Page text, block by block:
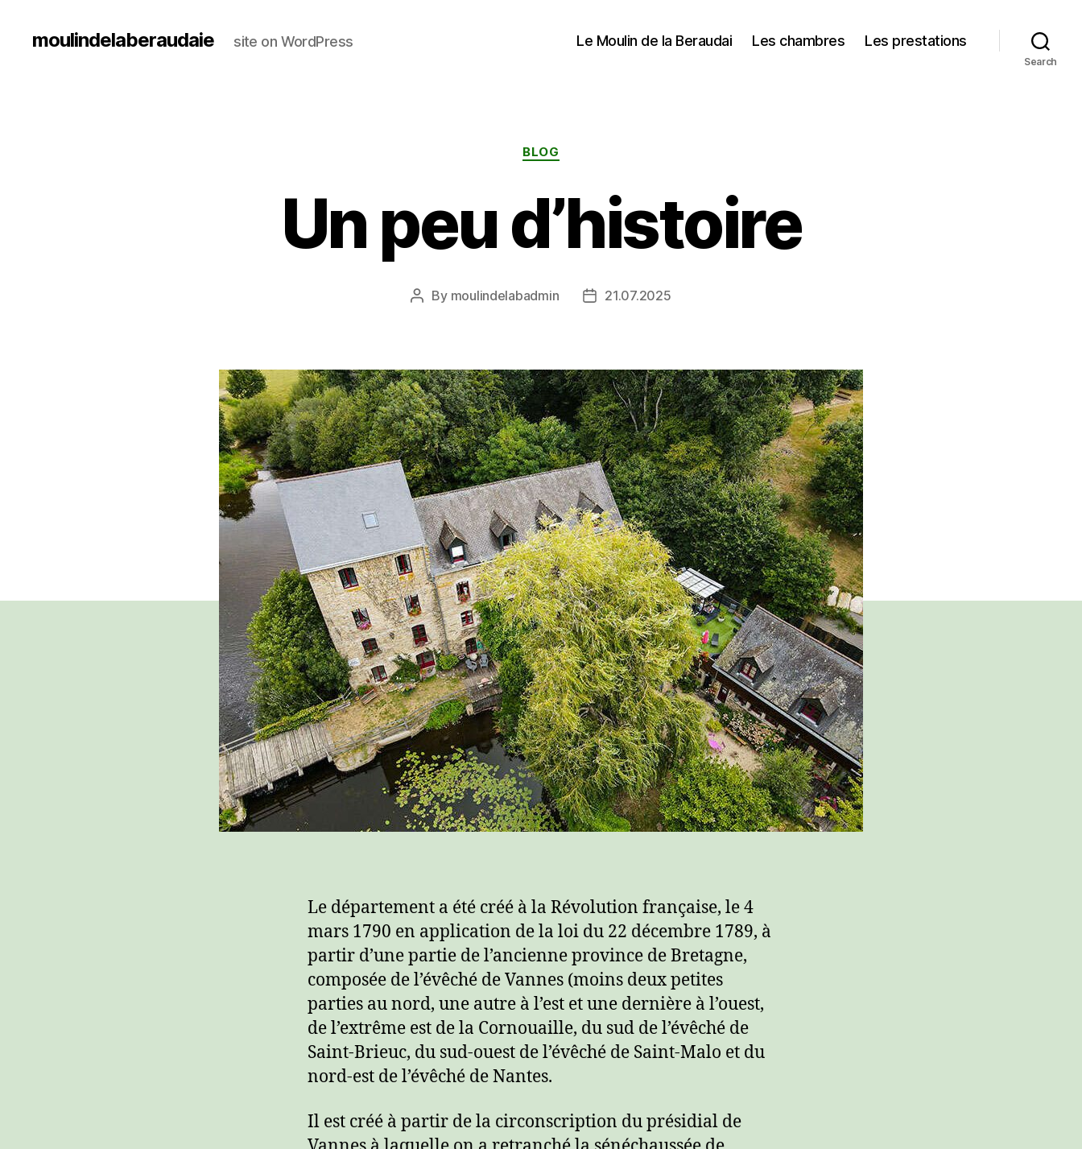
moulindelaberaudaie site on WordPress Le Moulin de la Beraudai Les chambres Les prestations
Search
Categories
BLOG
Un peu d’histoire
Post
By moulindelabadmin
Post21.07.2025
Le département a été créé à la Révolution française, le 4
mars 1790 en application de la loi du 22 décembre 1789, à
partir d’une partie de l’ancienne province de Bretagne,
composée de l’évêché de Vannes (moins deux petites
parties au nord, une autre à l’est et une dernière à l’ouest,
de l’extrême est de la Cornouaille, du sud de l’évêché de
Saint-Brieuc, du sud-ouest de l’évêché de Saint-Malo et du
nord-est de l’évêché de Nantes.
Il est créé à partir de la circonscription du présidial de